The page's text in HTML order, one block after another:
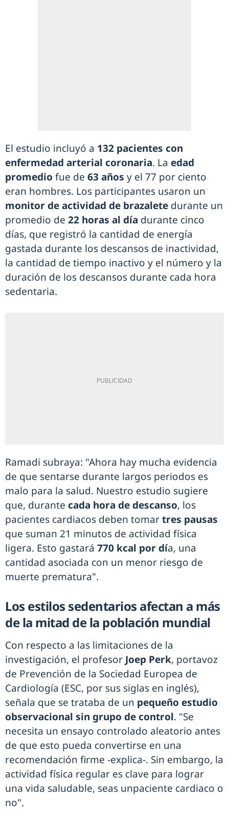
El estudio incluyó a 132 pacientes con
enfermedad arterial coronaria. La edad
promedio fue de 63 años y el 77 por ciento
eran hombres. Los participantes usaron un
monitor de actividad de brazalete durante un
promedio de 22 horas al día durante cinco
días, que registró la cantidad de energía
gastada durante los descansos de inactividad,
la cantidad de tiempo inactivo y el número y la
duración de los descansos durante cada hora
sedentaria.
Ramadi subraya: "Ahora hay mucha evidencia
de que sentarse durante largos periodos es
malo para la salud. Nuestro estudio sugiere
que, durante cada hora de descanso, los
pacientes cardiacos deben tomartres pausas
que suman 21 minutos de actividad física
ligera. Esto gastará 770 kcal por día, una
cantidad asociada con un menor riesgo de
muerte prematura".
Los estilos sedentarios afectan a más
de la mitad de la población mundial
Con respecto a las limitaciones de la
investigación, el profesor Joep Perk, portavoz
de Prevención de la Sociedad Europea de
Cardiología (ESC, por sus siglas en inglés),
señala que se trataba de un pequeño estudio
observacional sin grupo de control. "Se
necesita un ensayo controlado aleatorio antes
de que esto pueda convertirse en una
recomendación firme -explica-. Sin embargo, la
actividad física regular es clave para lograr
una vida saludable, seas unpaciente cardiaco o
no".